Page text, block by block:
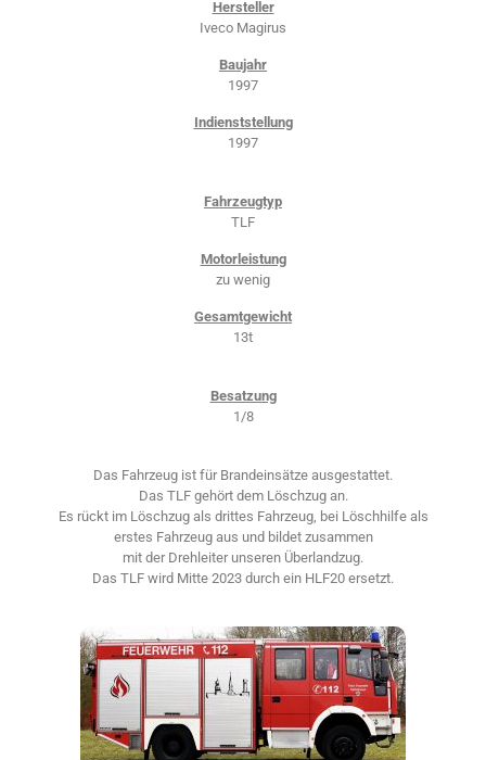
Hersteller
Iveco Magirus
Baujahr
1997
Indienststellung
1997
Fahrzeugtyp
TLF
Motorleistung
zu wenig
Gesamtgewicht
13t
Besatzung
1/8
Das Fahrzeug ist für Brandeinsätze ausgestattet.
Das TLF gehört dem Löschzug an.
Es rückt im Löschzug als drittes Fahrzeug, bei Löschhilfe als
erstes Fahrzeug aus und bildet zusammen
mit der Drehleiter unseren Überlandzug.
Das TLF wird Mitte 2023 durch ein HLF20 ersetzt.